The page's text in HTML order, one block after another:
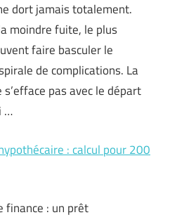
dort jamais totalement.
moindre fuite, le plus
faire basculer le
de complications. La
pas avec le départ
…
: calcul pour 200
finance : un prêt